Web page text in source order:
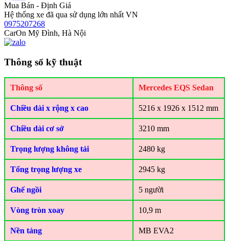
Mua Bán - Định Giá
Hệ thống xe đã qua sử dụng lớn nhất VN
0975207268
CarOn Mỹ Đình, Hà Nội
Thông số kỹ thuật
Thông số Mercedes EQS Sedan
Chiều dài x rộng x cao 5216 x 1926 x 1512 mm
Chiều dài cơ sở 3210 mm
Trọng lượng không tải 2480 kg
Tổng trọng lượng xe 2945 kg
Ghế ngồi 5 người
Vòng tròn xoay 10,9 m
Nền tảng MB EVA2